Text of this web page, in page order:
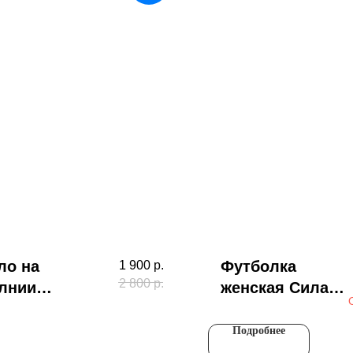
на
1 900 р.
2 800 р.
Футболка
женская Сила
Подробнее